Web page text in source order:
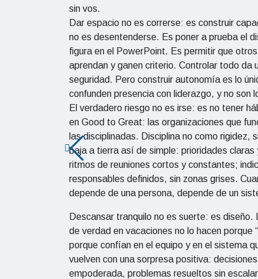
sin vos.
Dar espacio no es correrse: es construir
no es desentenderse. Es poner a prueba el
figura en el PowerPoint. Es permitir que
aprendan y ganen criterio. Controlar todo da
seguridad. Pero construir autonomía es lo
confunden presencia con liderazgo, y no son
El verdadero riesgo no es irse: es no tener
en Good to Great: las organizaciones que
las disciplinadas. Disciplina no como rigidez,
baja a tierra así de simple: prioridades
ritmos de reuniones cortos y constantes;
responsables definidos, sin zonas grises.
depende de una persona, depende de un
Descansar tranquilo no es suerte: es
de verdad en vacaciones no lo hacen
porque confían en el equipo y en el sistema
vuelven con una sorpresa positiva:
empoderada, problemas resueltos sin